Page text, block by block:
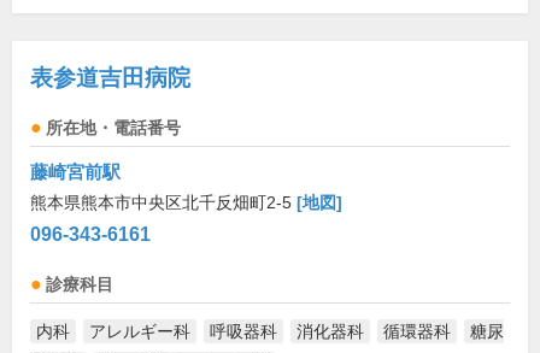
表参道吉田病院
所在地・電話番号
藤崎宮前駅
熊本県熊本市中央区北千反畑町2-5 [地図]
096-343-6161
診療科目
内科 アレルギー科 呼吸器科 消化器科 循環器科
糖尿